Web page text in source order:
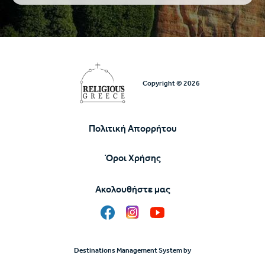
Copyright © 2026
Υποσέλιδο
Πολιτική Απορρήτου
Όροι Χρήσης
Ακολουθήστε μας
Destinations Management System by